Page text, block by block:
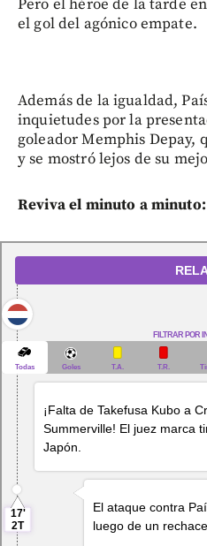
Pero el héroe de la tarde
el gol del agónico empate.
Además de la igualdad,
inquietudes por la
goleador Memphis Depay,
y se mostró lejos de su
Reviva el minuto a minuto: